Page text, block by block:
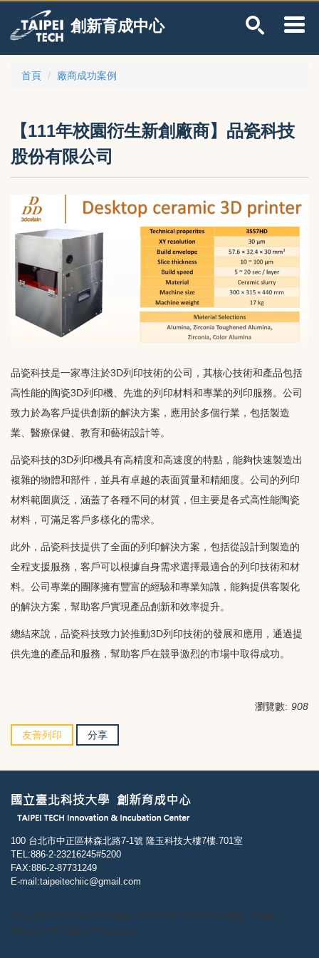
主
要
創新育成中心
首頁 廠商成功案例
【111年校園衍生新創廠商】品瓷科技
股份有限公司
品瓷科技是一家專注於3D列印技術的公司，其核心技術和產品包括
高性能的陶瓷3D列印機、先進的列印材料和專業的列印服務。公司
致力於為客戶提供創新的解決方案，應用於多個行業，包括製造
業、醫療保健、教育和藝術設計等。
品瓷科技的3D列印機具有高精度和高速度的特點，能夠快速製造出
複雜的物體和部件，並具有卓越的表面質量和精細度。公司的列印
材料範圍廣泛，涵蓋了各種不同的材質，但主要是各式高性能陶瓷
材料，可滿足客戶多樣化的需求。
此外，品瓷科技提供了全面的列印解決方案，包括從設計到製造的
全程支援服務，客戶可以根據自身需求選擇最適合的列印技術和材
料。公司專業的團隊擁有豐富的經驗和專業知識，能夠提供客製化
的解決方案，幫助客戶實現產品創新和效率提升。
總結來說，品瓷科技致力於推動3D列印技術的發展和應用，通過提
供先進的產品和服務，幫助客戶在競爭激烈的市場中取得成功。
瀏覽數: 908
友善列印 分享
100 台北市中正區林森北路7-1號 隆玉科技大樓7樓.701室
TEL:886-2-23216245#5200
FAX:886-2-87731249
E-mail:taipeitechiic@gmail.com
Copyright © National Taipei University of Technology, Taipei,
Taiwan. All Rights Reserved.